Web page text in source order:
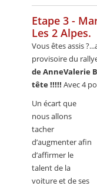
Etape 3 -
Les 2 Alpes.
Vous êtes assis
provisoire du
de AnneValerie
tête !!!!! Avec 4
Un écart que
nous allons
tacher
d’augmenter afin
d’affirmer le
talent de la
voiture et de ses